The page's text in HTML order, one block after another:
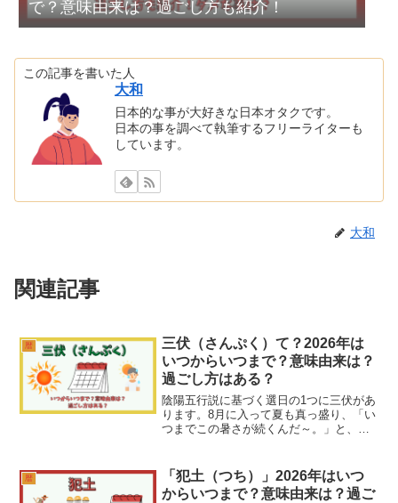
で？意味由来は？過ごし方も紹介！
この記事を書いた人
大和
日本的な事が大好きな日本オタクです。
日本の事を調べて執筆するフリーライターも
しています。
大和
関連記事
暦
三伏（さんぷく）て？2026年は
いつからいつまで？意味由来は？
過ごし方はある？
陰陽五行説に基づく選日の1つに三伏があ
ります。8月に入って夏も真っ盛り、「い
つまでこの暑さが続くんだ～。」と、ク
スクリームに手をのばし、ちょっとお腹
をこわしてしまうなん...
暦
「犯土（つち）」2026年はいつ
からいつまで？意味由来は？過ご